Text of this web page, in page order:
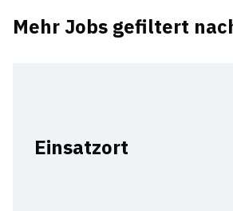
Mehr Jobs gefiltert
Einsatzort